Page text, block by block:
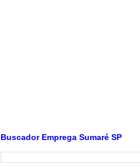
Buscador Emprega Sumaré SP